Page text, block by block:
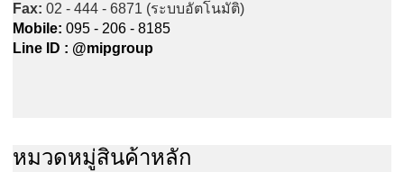
Fax: 02 - 444 - 6871 (ระบบอัตโนมัติ)
Mobile: 095 - 206 - 8185
Line ID : @mipgroup
หมวดหมู่สินค้าหลัก